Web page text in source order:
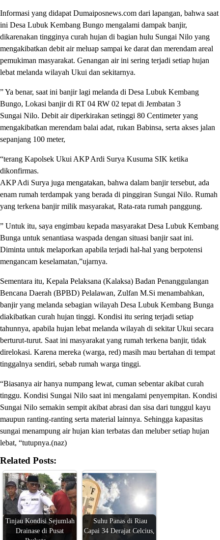
Informasi yang didapat Dumaiposnews.com dari lapangan, bahwa saat
ini Desa Lubuk Kembang Bungo mengalami dampak banjir,
dikarenakan tingginya curah hujan di bagian hulu Sungai Nilo yang
mengakibatkan debit air meluap sampai ke darat dan merendam areal
pemukiman masyarakat. Genangan air ini sering terjadi setiap hujan
lebat melanda wilayah Ukui dan sekitarnya.
” Ya benar, saat ini banjir lagi melanda di Desa Lubuk Kembang
Bungo, Lokasi banjir di RT 04 RW 02 tepat di Jembatan 3
Sungai Nilo. Debit air diperkirakan setinggi 80 Centimeter yang
mengakibatkan merendam balai adat, rukan Babinsa, serta akses jalan
sepanjang 100 meter,
“terang Kapolsek Ukui AKP Ardi Surya Kusuma SIK ketika
dikonfirmas.
AKP Adi Surya juga mengatakan, bahwa dalam banjir tersebut, ada
enam rumah terdampak yang berada di pinggiran Sungai Nilo. Rumah
yang terkena banjir milik masyarakat, Rata-rata rumah panggung.
” Untuk itu, saya engimbau kepada masyarakat Desa Lubuk Kembang
Bunga untuk senantiasa waspada dengan situasi banjir saat ini.
Diminta untuk melaporkan apabila terjadi hal-hal yang berpotensi
mengancam keselamatan,”ujarnya.
Sementara itu, Kepala Pelaksana (Kalaksa) Badan Penanggulangan
Bencana Daerah (BPBD) Pelalawan, Zulfan M.Si menambahkan,
banjir yang melanda sebagian wilayah Desa Lubuk Kembang Bunga
diakibatkan curah hujan tinggi. Kondisi itu sering terjadi setiap
tahunnya, apabila hujan lebat melanda wilayah di sekitar Ukui secara
berturut-turut. Saat ini masyarakat yang rumah terkena banjir, tidak
direlokasi. Karena mereka (warga, red) masih mau bertahan di tempat
tinggalnya sendiri, sebab rumah warga tinggi.
“Biasanya air hanya numpang lewat, cuman sebentar akibat curah
tinggu. Kondisi Sungai Nilo saat ini mengalami penyempitan. Kondisi
Sungai Nilo semakin sempit akibat abrasi dan sisa dari tunggul kayu
maupun ranting-ranting serta material lainnya. Sehingga kapasitas
sungai menampung air hujan kian terbatas dan meluber setiap hujan
lebat, “tutupnya.(naz)
Related Posts:
Tinjau Kondisi Sejumlah
Drainase di Pusat
Suhu Panas di Riau
Capai 34 Derajat Celcius,